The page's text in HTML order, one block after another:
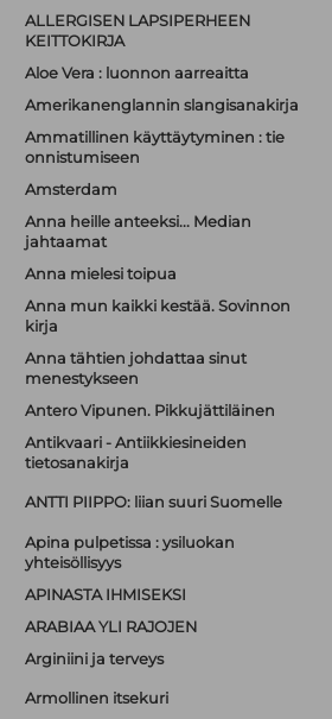
ALLERGISEN LAPSIPERHEEN
KEITTOKIRJA
Aloe Vera : luonnon aarreaitta
Amerikanenglannin slangisanakirja
Ammatillinen käyttäytyminen : tie
onnistumiseen
Amsterdam
Anna heille anteeksi... Median
jahtaamat
Anna mielesi toipua
Anna mun kaikki kestää. Sovinnon
kirja
Anna tähtien johdattaa sinut
menestykseen
Antero Vipunen. Pikkujättiläinen
Antikvaari - Antiikkiesineiden
tietosanakirja
ANTTI PIIPPO: liian suuri Suomelle
Apina pulpetissa : ysiluokan
yhteisöllisyys
APINASTA IHMISEKSI
ARABIAA YLI RAJOJEN
Arginiini ja terveys
Armollinen itsekuri